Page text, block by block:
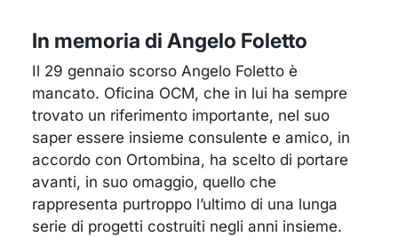
In memoria di Angelo Foletto
Il 29 gennaio scorso Angelo Foletto è
mancato. Oficina OCM, che in lui ha sempre
trovato un riferimento importante, nel suo
saper essere insieme consulente e amico, in
accordo con Ortombina, ha scelto di portare
avanti, in suo omaggio, quello che
rappresenta purtroppo l’ultimo di una lunga
serie di progetti costruiti negli anni insieme.